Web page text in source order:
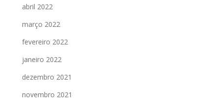
abril 2022
março 2022
fevereiro 2022
janeiro 2022
dezembro 2021
novembro 2021